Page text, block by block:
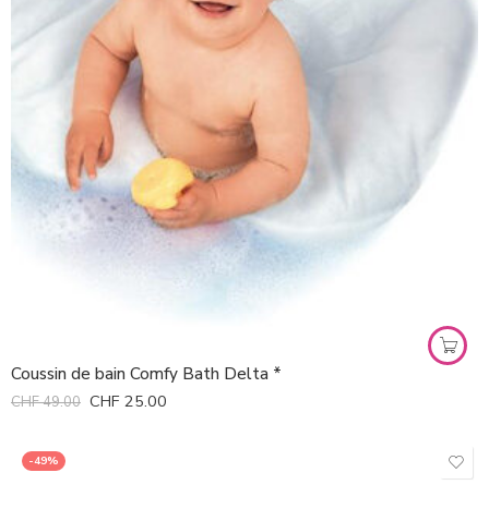
Coussin de bain Comfy Bath Delta *
CHF49.00 CHF 25.00
-49%